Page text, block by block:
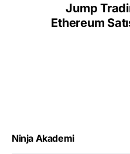
Jump
Ethereum
Ninja Akademi